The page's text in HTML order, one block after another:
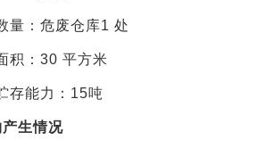
量：危废仓库1 处
积： 30 平方米
存能力： 15吨
生情况